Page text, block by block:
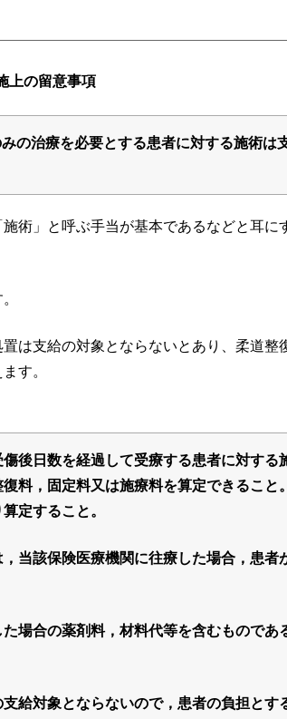
上の留意事項
の治療を必要とする患者に対する施術は
術」と呼ぶ手当が基本であるなどと耳に
は支給の対象とならないとあり、柔道整
す。
後日数を経過して受療する患者に対する
料，固定料又は施療料を算定できること
定すること。
当該保険医療機関に往療した場合，患者
場合の薬剤料，材料代等を含むものであ
給対象とならないので，患者の負担とす